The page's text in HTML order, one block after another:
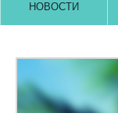
НОВОСТИ